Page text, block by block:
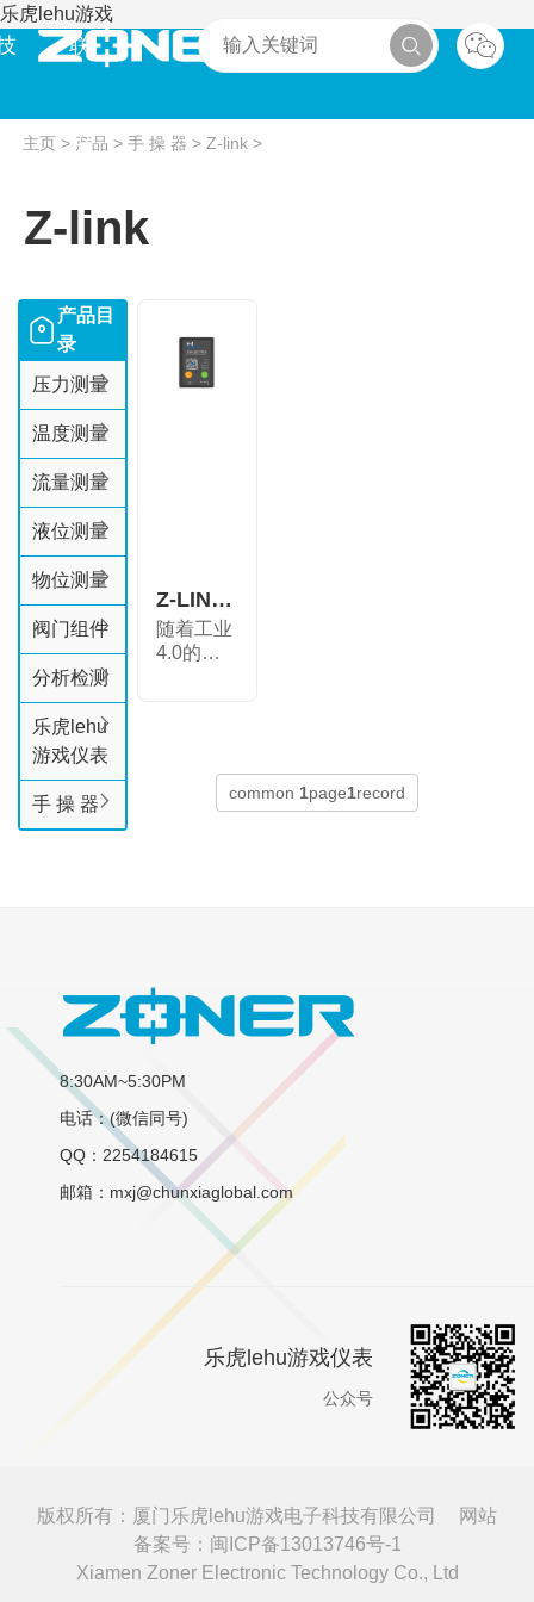
乐虎lehu游戏
联
系
主页 > 产品 > 手 操 器 > Z-link >
Z-link
产品目
录
压力测量
温度测量
流量测量
液位测量
物位测量
阀门组件
分析检测
乐虎lehu
游戏仪表
手 操 器
Z-LINK 无线通讯器
随着工业
4.0的到
common 1page1record
8:30AM~5:30PM
电话：(微信同号)
QQ：2254184615
邮箱：mxj@chunxiaglobal.com
乐虎lehu游戏仪表
公众号
版权所有：厦门乐虎lehu游戏电子科技有限公司
网站
备案号：闽ICP备13013746号-1
Xiamen Zoner Electronic Technology Co., Ltd